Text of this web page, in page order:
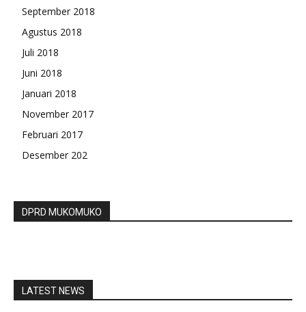
September 2018
Agustus 2018
Juli 2018
Juni 2018
Januari 2018
November 2017
Februari 2017
Desember 202
DPRD MUKOMUKO
LATEST NEWS